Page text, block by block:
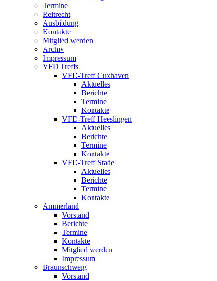
Termine
Reitrecht
Ausbildung
Kontakte
Mitglied werden
Archiv
Impressum
VFD Treffs
VFD-Treff Cuxhaven
Aktuelles
Berichte
Termine
Kontakte
VFD-Treff Heeslingen
Aktuelles
Berichte
Termine
Kontakte
VFD-Treff Stade
Aktuelles
Berichte
Termine
Kontakte
Ammerland
Vorstand
Berichte
Termine
Kontakte
Mitglied werden
Impressum
Braunschweig
Vorstand